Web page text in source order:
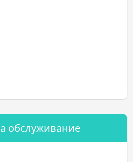
обслуживание